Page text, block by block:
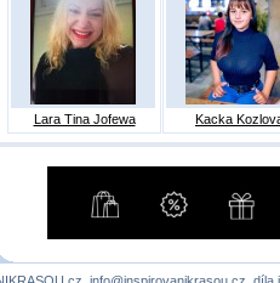
Lara Tina Jofewa Kacka